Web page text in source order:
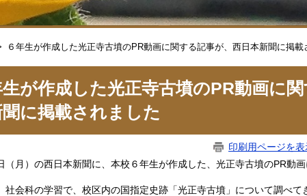
６年生が作成した光正寺古墳のPR動画に関する記事が、西日本新聞に掲載
生が作成した光正寺古墳のPR動画に
に掲載されました
印刷用ページを表
月）の西日本新聞に、本校６年生が作成した、光正寺古墳のPR動画
会科の学習で、校区内の国指定史跡「光正寺古墳」について調べて